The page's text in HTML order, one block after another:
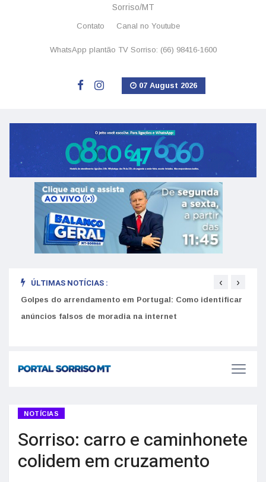
Sorriso/MT
Contato Canal no Youtube
WhatsApp plantão TV Sorriso: (66) 98416-1600
07 August 2026
ÚLTIMAS NOTÍCIAS :
Golpes do arrendamento em Portugal: Como identificar
anúncios falsos de moradia na internet
‹ ›
NOTÍCIAS
Sorriso: carro e caminhonete
colidem em cruzamento